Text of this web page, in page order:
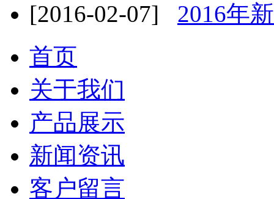
[2016-02-07] 2016年
首页
关于我们
产品展示
新闻资讯
客户留言